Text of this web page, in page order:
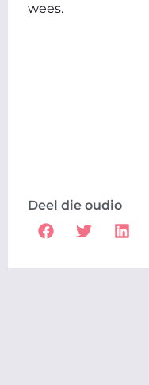
wees.
Deel die oudio